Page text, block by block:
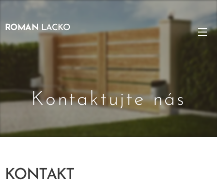
ROMAN LACKO
Kontaktujte nás
KONTAKT